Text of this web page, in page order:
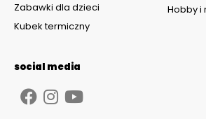
Hobby i
Zabawki dla dzieci
Kubek termiczny
social media